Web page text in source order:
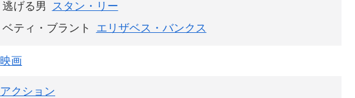
逃げる男 スタン・リー
ベティ・ブラント
エリザベス・バンクス
映画
アクション